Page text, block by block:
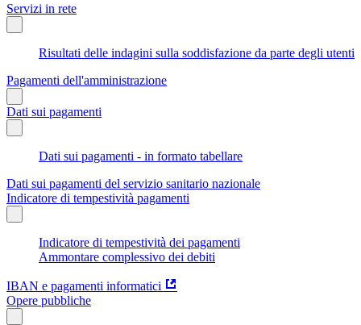
Servizi in rete
Risultati delle indagini sulla soddisfazione da parte degli utenti
Pagamenti dell'amministrazione
Dati sui pagamenti
Dati sui pagamenti - in formato tabellare
Dati sui pagamenti del servizio sanitario nazionale
Indicatore di tempestività pagamenti
Indicatore di tempestività dei pagamenti
Ammontare complessivo dei debiti
IBAN e pagamenti informatici
Opere pubbliche